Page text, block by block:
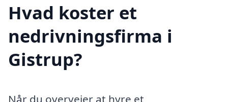
Hvad koster et
nedrivningsfirma i
Gistrup?
Når du overvejer at hyre et